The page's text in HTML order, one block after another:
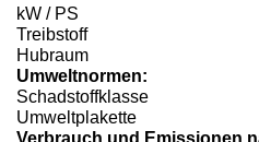
kW / PS
Treibstoff
Hubraum
Umweltnormen:
Schadstoffklasse
Umweltplakette